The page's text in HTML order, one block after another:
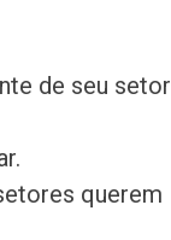
de seu setor
querem